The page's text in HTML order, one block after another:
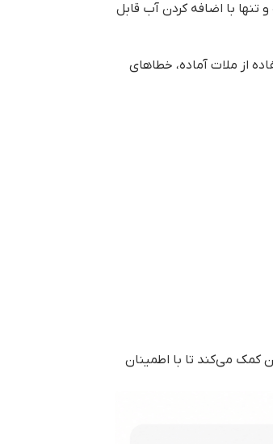
با اضافه کردن آب قابل
از ملات آماده، خطاهای
کمک می‌کند تا با اطمینان